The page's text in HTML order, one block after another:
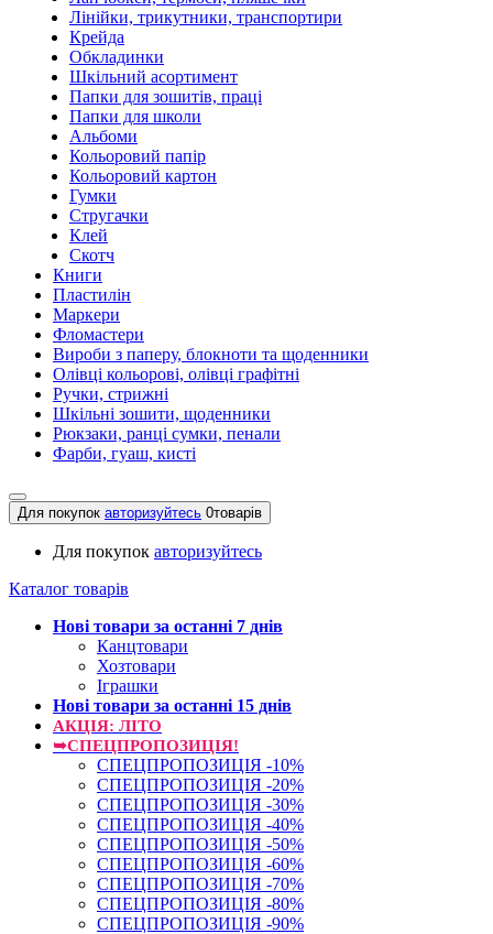
Лінійки, трикутники, транспортири
Крейда
Обкладинки
Шкільний асортимент
Папки для зошитів, праці
Папки для школи
Альбоми
Кольоровий папір
Кольоровий картон
Гумки
Стругачки
Клей
Скотч
Книги
Пластилін
Маркери
Фломастери
Вироби з паперу, блокноти та щоденники
Олівці кольорові, олівці графітні
Ручки, стрижні
Шкільні зошити, щоденники
Рюкзаки, ранці сумки, пенали
Фарби, гуаш, кисті
Для покупок авторизуйтесь 0товарів
Для покупок авторизуйтесь
Каталог товарів
Нові товари за останнi 7 днiв
Канцтовари
Хозтовари
Іграшки
Нові товари за останнi 15 днiв
АКЦІЯ: ЛІТО
➥СПЕЦПРОПОЗИЦІЯ!
СПЕЦПРОПОЗИЦІЯ -10%
СПЕЦПРОПОЗИЦІЯ -20%
СПЕЦПРОПОЗИЦІЯ -30%
СПЕЦПРОПОЗИЦІЯ -40%
СПЕЦПРОПОЗИЦІЯ -50%
СПЕЦПРОПОЗИЦІЯ -60%
СПЕЦПРОПОЗИЦІЯ -70%
СПЕЦПРОПОЗИЦІЯ -80%
СПЕЦПРОПОЗИЦІЯ -90%